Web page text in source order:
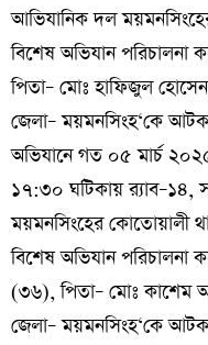
আভিযানিক দল
বিশেষ অভিযান পরিচালনা
পিতা– মোঃ হাফিজুল
জেলা– ময়মনসিংহ‘কে
অভিযানে গত ০৫ মার্চ
১৭:৩০ ঘটিকায় র‌্যাব–১৪,
ময়মনসিংহের কোতোয়ালী
বিশেষ অভিযান পরিচালনা
(৩৬), পিতা– মোঃ কাশেম
জেলা– ময়মনসিংহ‘কে